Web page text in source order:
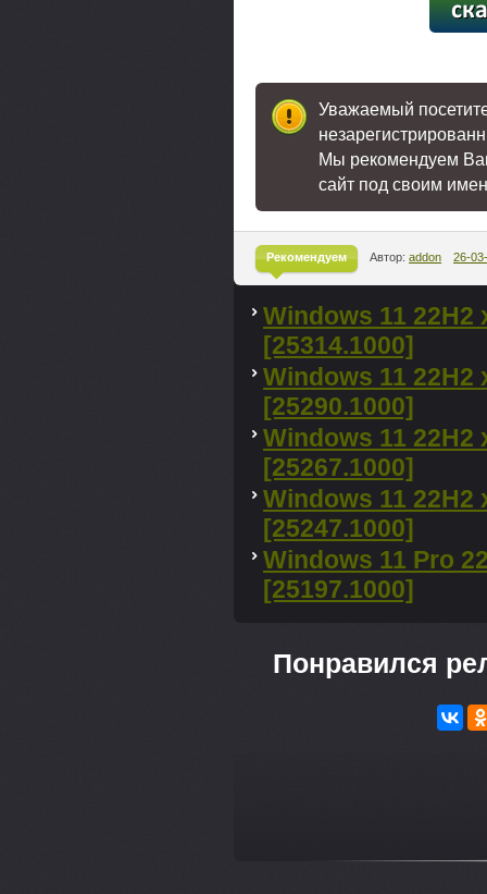
Уважаемый
Мы рекомендуем
сайт под своим
Рекомендуем
^
Автор:addon 26-
Windows 11 22H2
[25314.1000]
Windows 11 22H2
[25290.1000]
Windows 11 22H2
[25267.1000]
Windows 11 22H2
[25247.1000]
Windows 11 Pro
[25197.1000]
Понравился